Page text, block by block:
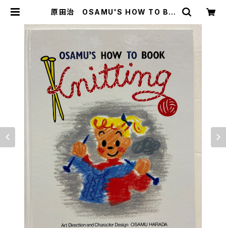
原田治 OSAMU'S HOW TO BO
ス | トムズボックス